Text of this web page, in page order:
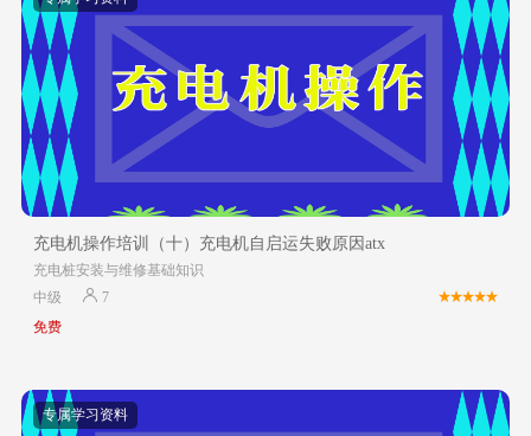
充电机操作培训（十）充电机自启运失败原因atx
充电桩安装与维修基础知识
中级
7
免费
专属学习资料